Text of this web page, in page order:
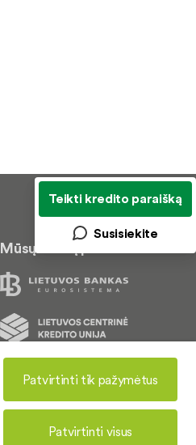
Mūsų veiklą prižiūri
Teikti kredito paraišką
Susisiekite
Patvirtinti tik pažymėtus
Patvirtinti visus